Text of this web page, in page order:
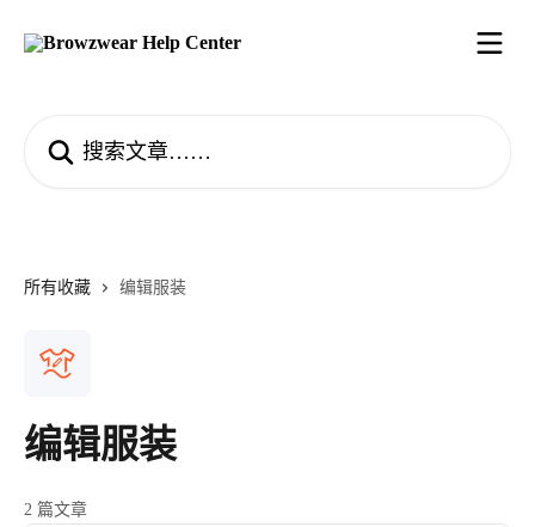
所有收藏 编辑服装
编辑服装
2 篇文章